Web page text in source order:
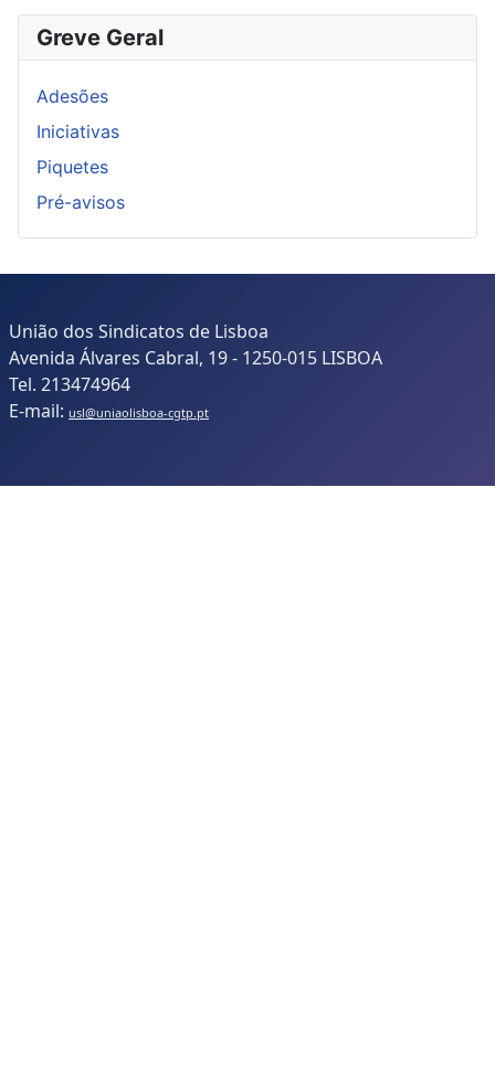
Greve Geral
Adesões
Iniciativas
Piquetes
Pré-avisos
União dos Sindicatos de Lisboa
Avenida Álvares Cabral, 19 - 1250-015 LISBOA
Tel. 213474964
E-mail: usl@uniaolisboa-cgtp.pt